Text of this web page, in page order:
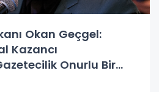
Okan Geçgel:
Kazancı
Onurlu Bir